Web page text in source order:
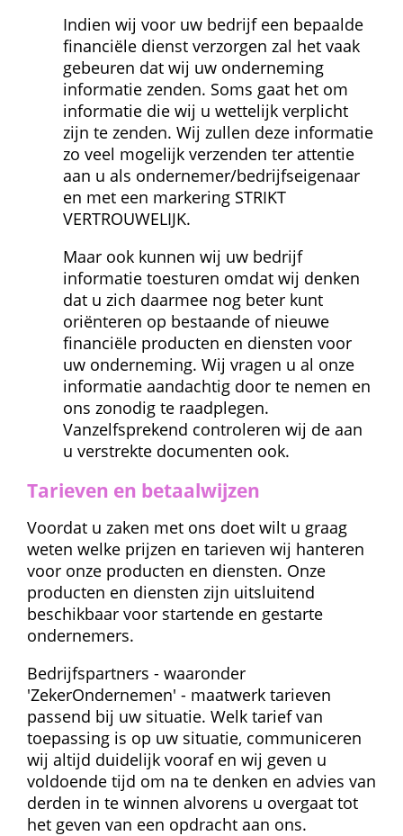
Indien wij voor uw bedrijf een bepaalde
financiële dienst verzorgen zal het vaak
gebeuren dat wij uw onderneming
informatie zenden. Soms gaat het om
informatie die wij u wettelijk verplicht
zijn te zenden. Wij zullen deze informatie
zo veel mogelijk verzenden ter attentie
aan u als ondernemer/bedrijfseigenaar
en met een markering STRIKT
VERTROUWELIJK.
Maar ook kunnen wij uw bedrijf
informatie toesturen omdat wij denken
dat u zich daarmee nog beter kunt
oriënteren op bestaande of nieuwe
financiële producten en diensten voor
uw onderneming. Wij vragen u al onze
informatie aandachtig door te nemen en
ons zonodig te raadplegen.
Vanzelfsprekend controleren wij de aan
u verstrekte documenten ook.
Tarieven en betaalwijzen
Voordat u zaken met ons doet wilt u graag
weten welke prijzen en tarieven wij hanteren
voor onze producten en diensten. Onze
producten en diensten zijn uitsluitend
beschikbaar voor startende en gestarte
ondernemers.
Bedrijfspartners - waaronder
'ZekerOndernemen' - maatwerk tarieven
passend bij uw situatie. Welk tarief van
toepassing is op uw situatie, communiceren
wij altijd duidelijk vooraf en wij geven u
voldoende tijd om na te denken en advies van
derden in te winnen alvorens u overgaat tot
het geven van een opdracht aan ons.